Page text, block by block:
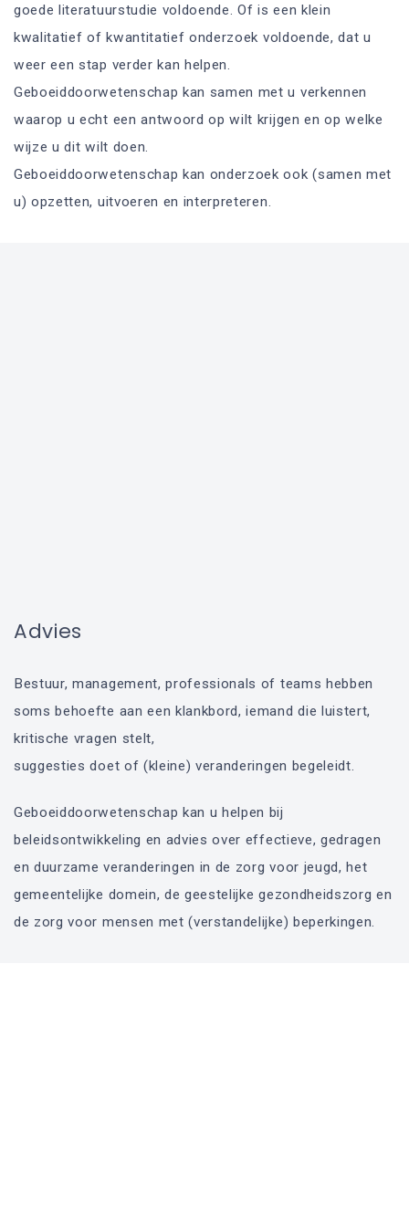
goede literatuurstudie voldoende. Of is een klein
kwalitatief of kwantitatief onderzoek voldoende, dat u
weer een stap verder kan helpen.
Geboeiddoorwetenschap kan samen met u verkennen
waarop u echt een antwoord op wilt krijgen en op welke
wijze u dit wilt doen.
Geboeiddoorwetenschap kan onderzoek ook (samen met
u) opzetten, uitvoeren en interpreteren.
Advies
Bestuur, management, professionals of teams hebben
soms behoefte aan een klankbord, iemand die luistert,
kritische vragen stelt,
suggesties doet of (kleine) veranderingen begeleidt.
Geboeiddoorwetenschap kan u helpen bij
beleidsontwikkeling en advies over effectieve, gedragen
en duurzame veranderingen in de zorg voor jeugd, het
gemeentelijke domein, de geestelijke gezondheidszorg en
de zorg voor mensen met (verstandelijke) beperkingen.